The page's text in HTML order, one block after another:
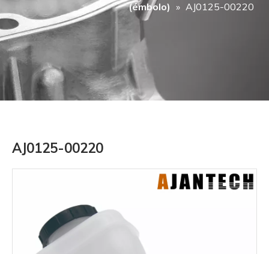
(émbolo) » AJ0125-00220
AJ0125-00220